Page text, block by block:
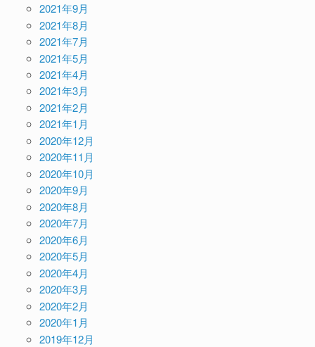
2021年9月
2021年8月
2021年7月
2021年5月
2021年4月
2021年3月
2021年2月
2021年1月
2020年12月
2020年11月
2020年10月
2020年9月
2020年8月
2020年7月
2020年6月
2020年5月
2020年4月
2020年3月
2020年2月
2020年1月
2019年12月